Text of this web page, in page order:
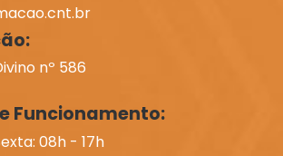
nº 586
Funcionamento:
08h - 17h